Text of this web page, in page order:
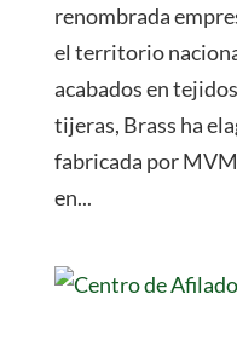
renombrada
el territorio
acabados en
tijeras, Brass ha
fabricada por
en...